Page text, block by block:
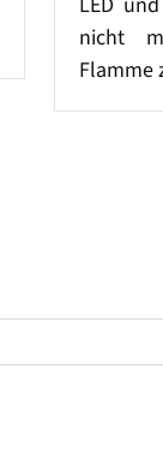
nicht
Flamme